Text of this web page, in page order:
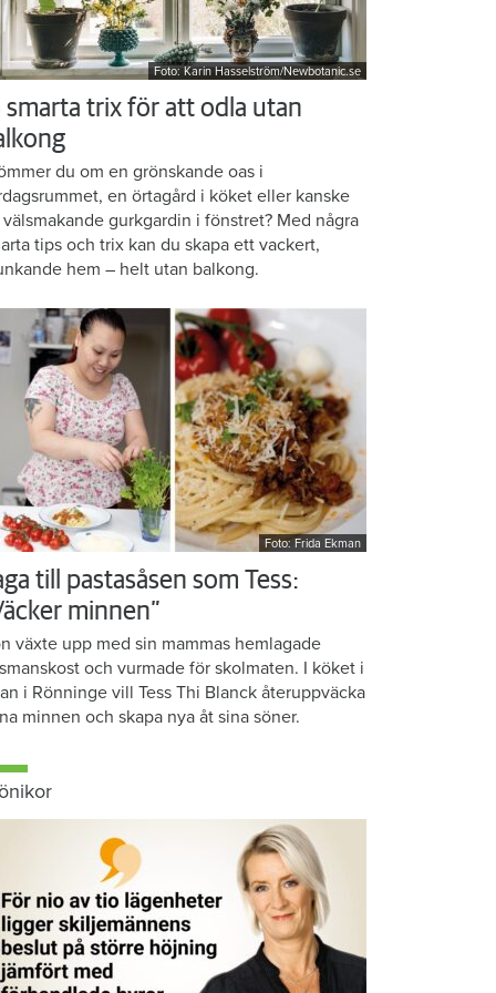
Foto: Karin Hasselström/Newbotanic.se
smarta trix för att odla utan
du om en grönskande oas i
en örtagård i köket eller kanske
gurkgardin i fönstret? Med några
tips och trix kan du skapa ett vackert,
hem – helt utan balkong.
Foto: Frida Ekman
till pastasåsen som Tess:
minnen”
växte upp med sin mammas hemlagade
och vurmade för skolmaten. I köket i
i Rönninge vill Tess Thi Blanck återuppväcka
minnen och skapa nya åt sina söner.